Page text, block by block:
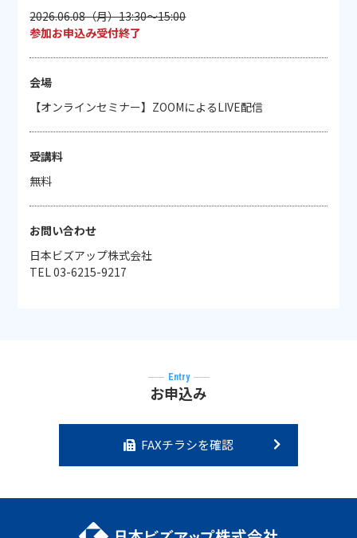
2026.06.08（月）13:30～15:00
参加お申込み受付終了
会場
【オンラインセミナー】ZOOMによるLIVE配信
受講料
無料
お問い合わせ
日本ビズアップ株式会社
TEL 03-6215-9217
Entry
お申込み
FAXチラシを確認